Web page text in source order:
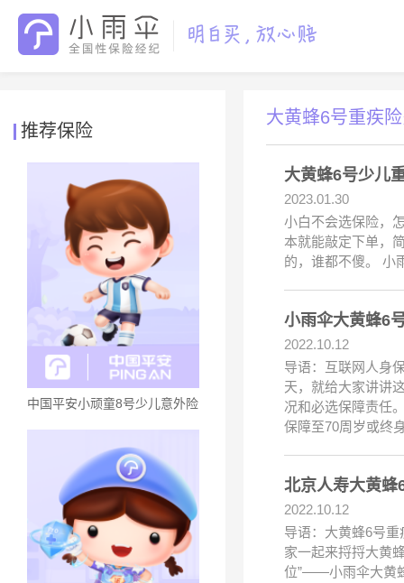
推荐保险
中国平安小顽童8号少儿意外险
大黄蜂6号重疾
大黄蜂6号少儿
2023.01.30
小白不会选保险，
本就能敲定下单，
的，谁都不傻。 小
小雨伞大黄蜂6
2022.10.12
导语：互联网人身
天，就给大家讲讲
况和必选保障责任
保障至70周岁或终
北京人寿大黄蜂
2022.10.12
导语：大黄蜂6号
家一起来捋捋大黄
位”——小雨伞大黄